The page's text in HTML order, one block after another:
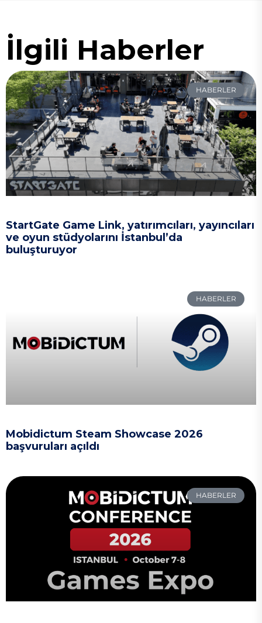
İlgili Haberler
HABERLER
StartGate Game Link, yatırımcıları, yayıncıları
ve oyun stüdyolarını İstanbul’da
buluşturuyor
HABERLER
Mobidictum Steam Showcase 2026
başvuruları açıldı
HABERLER